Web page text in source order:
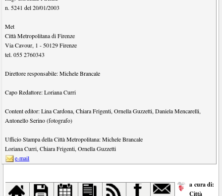
n. 5241 del 20/01/2003
Met
Città Metropolitana di Firenze
Via Cavour, 1 - 50129 Firenze
tel.055 2760343
Direttore responsabile:Michele Brancale
Capo Redattore:Loriana Curri
Content editor:Lina Cardona,Chiara Frigenti,Ornella Guzzetti,Daniela Mencarelli,
Antonello Serino (fotografo)
Ufficio Stampa della Città Metropolitana:Michele Brancale
Loriana Curri,Chiara Frigenti,Ornella Guzzetti
e-mail
a cura di:
Città